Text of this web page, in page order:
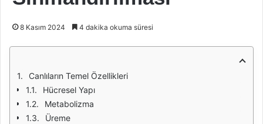
8 Kasım 2024 4 dakika okuma süresi
Canlıların Temel Özellikleri
Hücresel Yapı
Metabolizma
Üreme